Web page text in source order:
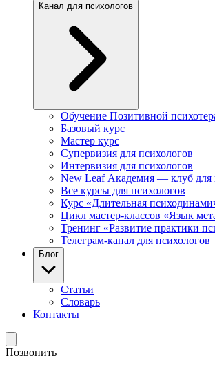
Канал для психологов
Обучение Позитивной
Базовый курс
Мастер курс
Супервизия для психологов
Интервизия для психологов
New Leaf Академия — клуб для
Все курсы для психологов
Курс «Длительная
Цикл мастер-классов «Язык
Тренинг «Развитие практики
Телеграм-канал для психологов
Блог
Статьи
Словарь
Контакты
Позвонить